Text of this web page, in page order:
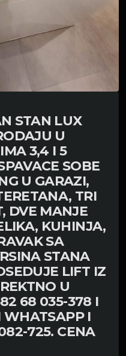
STAN LUX
U
3,4 I 5
SOBE
U GARAZI,
TRI
DVE MANJE
KUHINJA,
SA
STANA
LIFT IZ
U
68 035-378 I
WHATSAPP I
725. CENA